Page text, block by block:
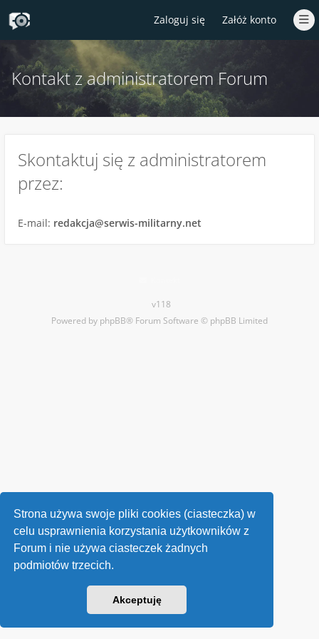
Strona używa swoje pliki cookies (ciasteczka) w
celu usprawnienia korzystania użytkowników z
Forum i nie używa ciasteczek żadnych
podmiotów trzecich.
Akceptuję
Zaloguj się Załóż konto
Kontakt z administratorem Forum
Skontaktuj się z administratorem
przez:
E-mail: redakcja@serwis-militarny.net
v118
Powered by phpBB® Forum Software © phpBB Limited